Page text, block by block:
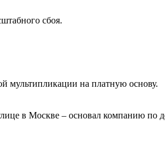
сбоя.
мультипликации на платную основу.
в Москве – основал компанию по